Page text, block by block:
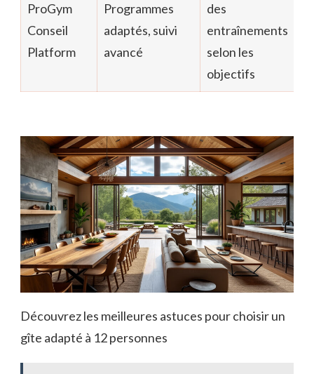
ProGym
Conseil
Platform
Programmes
adaptés, suivi
avancé
des
entraînements
selon les
objectifs
Découvrez les meilleures astuces pour choisir un
gîte adapté à 12 personnes